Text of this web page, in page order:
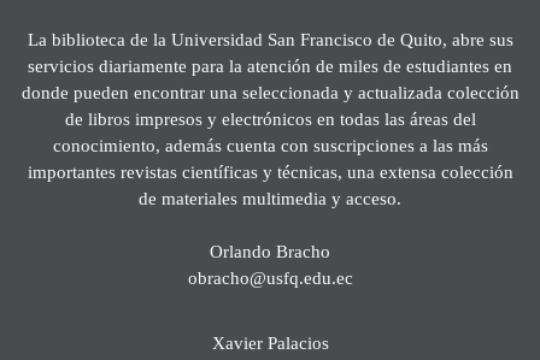
La biblioteca de la Universidad San Francisco de Quito, abre sus
servicios diariamente para la atención de miles de estudiantes en
donde pueden encontrar una seleccionada y actualizada colección
de libros impresos y electrónicos en todas las áreas del
conocimiento, además cuenta con suscripciones a las más
importantes revistas científicas y técnicas, una extensa colección
de materiales multimedia y acceso.
Orlando Bracho
obracho@usfq.edu.ec
Xavier Palacios